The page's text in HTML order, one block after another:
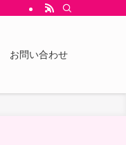
お問い合わせ